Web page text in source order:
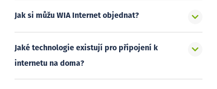
Jak si můžu WIA Internet objednat?
Jaké technologie existují pro připojení k
internetu na doma?